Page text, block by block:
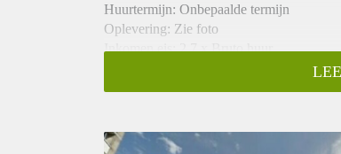
Huurtermijn: Onbepaalde termijn
Oplevering: Zie foto
Inkomen eis: 2,7 x Bruto huur
Borg: 1 Maand
Huisdieren toegestaan: Afhankelijk van de